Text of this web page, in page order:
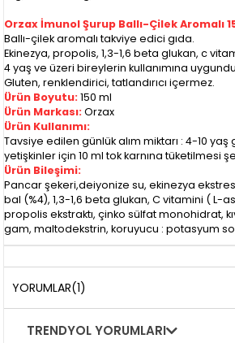
Orzax İmunol Şurup Ballı-Çilek Aromalı
Ballı-çilek aromalı takviye edici gıda.
Ekinezya, propolis, 1,3-1,6 beta glukan, c
4 yaş ve üzeri bireylerin kullanımına
Gluten, renklendirici, tatlandırıcı içermez.
Ürün Boyutu:150 ml
Ürün Markası:Orzax
Ürün Kullanımı:
Tavsiye edilen günlük alım miktarı : 4-10
yetişkinler için 10 ml tok karnına tüketilmesi
Ürün Bileşimi:
Pancar şekeri,deiyonize su, ekinezya
bal (%4), 1,3-1,6 beta glukan, C vitamini ( L-
propolis ekstraktı, çinko sülfat monohidrat,
gam, maltodekstrin, koruyucu : potasyum
YORUMLAR(1)
TRENDYOL YORUMLARI